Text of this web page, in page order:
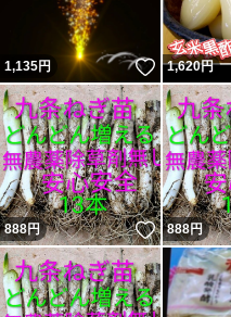
1,135円 いいね！
1,620円
888円 いいね！
888円